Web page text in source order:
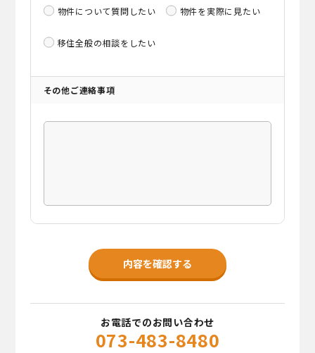
物件について質問したい 物件を実際に見たい
移住全般の相談をしたい
その他ご連絡事項
お電話でのお問い合わせ
073-483-8480